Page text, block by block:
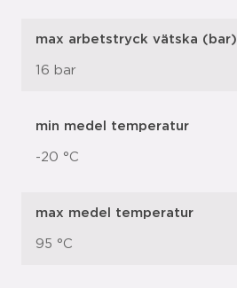
max arbetstryck vätska (bar)
16 bar
min medel temperatur
-20 °C
max medel temperatur
95 °C